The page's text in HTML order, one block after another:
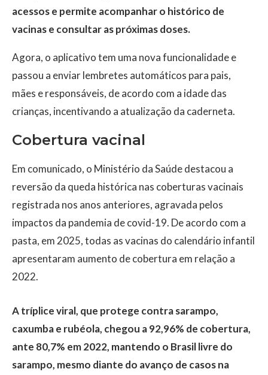
acessos e permite acompanhar o histórico de
vacinas e consultar as próximas doses.
Agora, o aplicativo tem uma nova funcionalidade e
passou a enviar lembretes automáticos para pais,
mães e responsáveis, de acordo com a idade das
crianças, incentivando a atualização da caderneta.
Cobertura vacinal
Em comunicado, o Ministério da Saúde destacou a
reversão da queda histórica nas coberturas vacinais
registrada nos anos anteriores, agravada pelos
impactos da pandemia de covid-19. De acordo com a
pasta, em 2025, todas as vacinas do calendário infantil
apresentaram aumento de cobertura em relação a
2022.
A tríplice viral, que protege contra sarampo,
caxumba e rubéola, chegou a 92,96% de cobertura,
ante 80,7% em 2022, mantendo o Brasil livre do
sarampo, mesmo diante do avanço de casos na